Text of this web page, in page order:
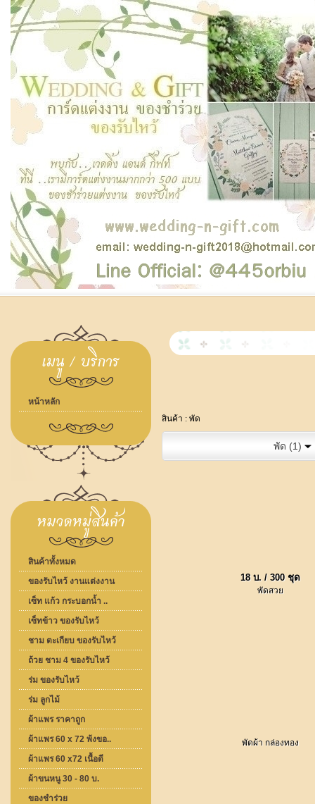
หน้าหลัก
สินค้าทั้งหมด
ของรับไหว้ งานแต่งงาน
เซ็ท แก้ว กระบอกน้ำ ..
เซ็ทข้าว ของรับไหว้
ชาม ตะเกียบ ของรับไหว้
ถ้วย ชาม 4 ของรับไหว้
ร่ม ของรับไหว้
ร่ม ลูกไม้
ผ้าแพร ราคาถูก
ผ้าแพร 60 x 72 พ้งขอ..
ผ้าแพร 60 x72 เนื้อดี
ผ้าขนหนู 30 - 80 บ.
ของชำร่วย
สินค้า : พัด
พัด (1)
18 บ. / 300 ชุด
พัดสวย
พัดผ้า กล่องทอง